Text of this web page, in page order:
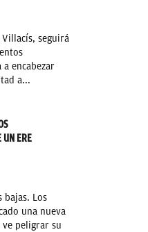
Villacís, seguirá
encabezar
a...
UN ERE
bajas. Los
una nueva
peligrar su